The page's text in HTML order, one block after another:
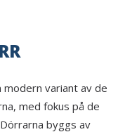
modern variant av de
med fokus på de
byggs av